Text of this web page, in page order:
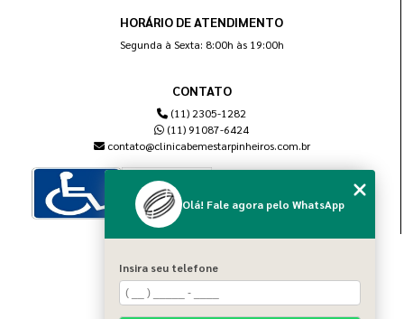
HORÁRIO DE ATENDIMENTO
Segunda à Sexta: 8:00h às 19:00h
CONTATO
(11) 2305-1282
(11) 91087-6424
contato@clinicabemestarpinheiros.com.br
Home
Sobre nós
Olá! Fale agora pelo WhatsApp
Insira seu telefone